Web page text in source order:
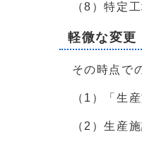
（8）特定工
軽微な変更
その時点で
（1）「生産
（2）生産施